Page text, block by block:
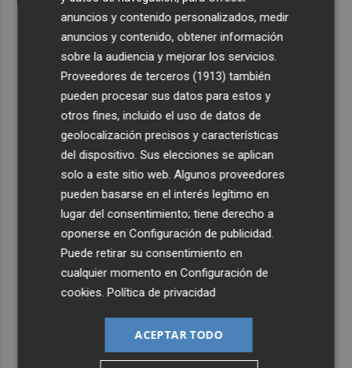
anuncios y contenido personalizados, medir
anuncios y contenido, obtener información
sobre la audiencia y mejorar los servicios.
Proveedores de terceros (1913) también
pueden procesar sus datos para estos y
otros fines, incluido el uso de datos de
geolocalización precisos y características
del dispositivo. Sus elecciones se aplican
solo a este sitio web. Algunos proveedores
pueden basarse en el interés legítimo en
lugar del consentimiento; tiene derecho a
oponerse enConfiguración de publicidad
Puede retirar su consentimiento en
cualquier momento enConfiguración de
cookies .Política de privacidad
ACEPTAR TODO